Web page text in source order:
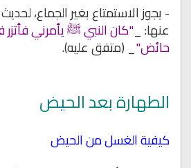
- يجوز الاستمتاع بغير الجماع،
عنها: _"كان النبي ﷺ يأمرني فأتزر
حائض"_ (متفق عليه).
الطهارة بعد الحيض
كيفية الغسل من الحيض